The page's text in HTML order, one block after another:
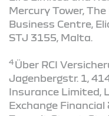
Mercury Tower,
Business Centre,
STJ 3155, Malta.
4 Über RCI
Jagenbergstr. 1,
Insurance Limited,
Exchange Financial